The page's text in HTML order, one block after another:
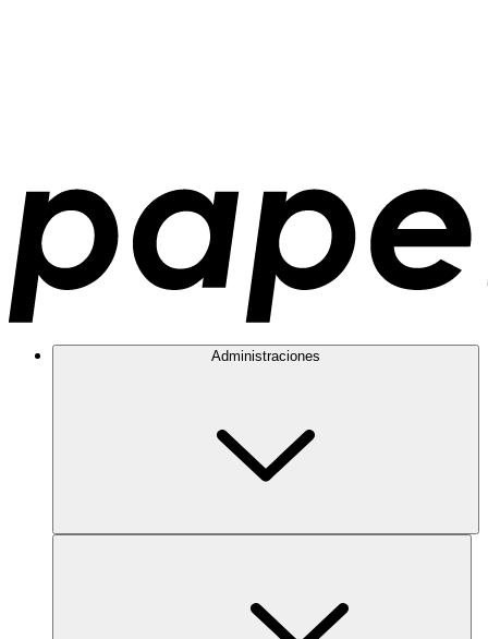
Administraciones